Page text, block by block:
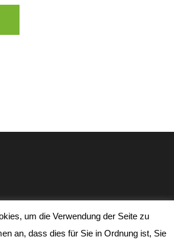
von Rara Theme
. Präsentiert von
um die Verwendung der Seite zu
an, dass dies für Sie in Ordnung ist, Sie